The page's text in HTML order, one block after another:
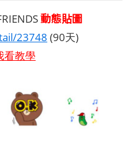
動態貼圖
23748 (90天)
教學